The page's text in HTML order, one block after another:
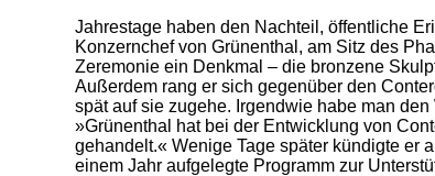
Jahrestage haben den Nachteil, öffentliche
Konzernchef von Grünenthal, am Sitz des
Zeremonie ein Denkmal – die bronzene
Außerdem rang er sich gegenüber den
spät auf sie zugehe. Irgendwie habe man
»Grünen­thal hat bei der Entwicklung von
gehandelt.« Wenige Tage später kündigte er
einem Jahr auf­gelegte Programm zur